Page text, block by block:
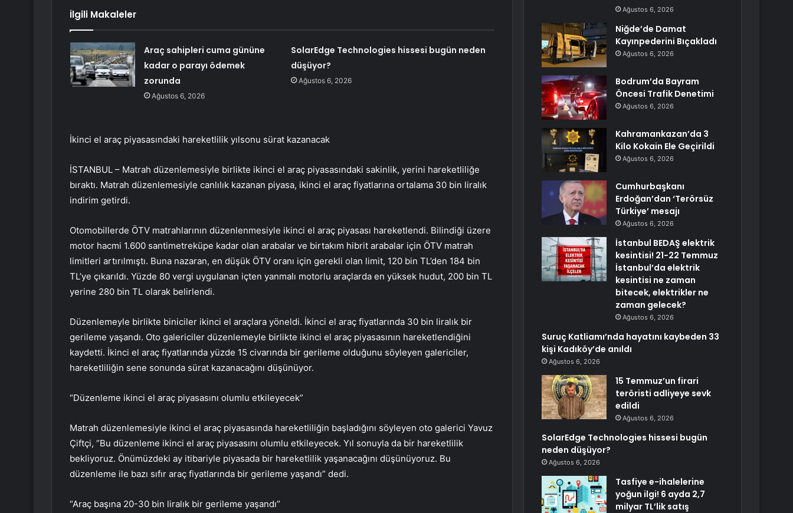
İlgili Makaleler
Araç sahipleri cuma gününe
kadar o parayı ödemek
zorunda
Ağustos 6, 2026
SolarEdge Technologies hissesi bugün neden
düşüyor?
Ağustos 6, 2026
İkinci el araç piyasasındaki hareketlilik yılsonu sürat kazanacak
İSTANBUL – Matrah düzenlemesiyle birlikte ikinci el araç piyasasındaki sakinlik, yerini hareketliliğe
bıraktı. Matrah düzenlemesiyle canlılık kazanan piyasa, ikinci el araç fiyatlarına ortalama 30 bin liralık
indirim getirdi.
Otomobillerde ÖTV matrahlarının düzenlenmesiyle ikinci el araç piyasası hareketlendi. Bilindiği üzere
motor hacmi 1.600 santimetreküpe kadar olan arabalar ve birtakım hibrit arabalar için ÖTV matrah
limitleri artırılmıştı. Buna nazaran, en düşük ÖTV oranı için gerekli olan limit, 120 bin TL’den 184 bin
TL’ye çıkarıldı. Yüzde 80 vergi uygulanan içten yanmalı motorlu araçlarda en yüksek hudut, 200 bin TL
yerine 280 bin TL olarak belirlendi.
Düzenlemeyle birlikte biniciler ikinci el araçlara yöneldi. İkinci el araç fiyatlarında 30 bin liralık bir
gerileme yaşandı. Oto galericiler düzenlemeyle birlikte ikinci el araç piyasasının hareketlendiğini
kaydetti. İkinci el araç fiyatlarında yüzde 15 civarında bir gerileme olduğunu söyleyen galericiler,
hareketliliğin sene sonunda sürat kazanacağını düşünüyor.
“Düzenleme ikinci el araç piyasasını olumlu etkileyecek”
Matrah düzenlemesiyle ikinci el araç piyasasında hareketliliğin başladığını söyleyen oto galerici Yavuz
Çiftçi, “Bu düzenleme ikinci el araç piyasasını olumlu etkileyecek. Yıl sonuyla da bir hareketlilik
bekliyoruz. Önümüzdeki ay itibariyle piyasada bir hareketlilik yaşanacağını düşünüyoruz. Bu
düzenleme ile bazı sıfır araç fiyatlarında bir gerileme yaşandı” dedi.
“Araç başına 20-30 bin liralık bir gerileme yaşandı”
Ağustos 6, 2026
Niğde’de Damat
Kayınpederini Bıçakladı
Ağustos 6, 2026
Bodrum’da Bayram
Öncesi Trafik Denetimi
Ağustos 6, 2026
Kahramankazan’da 3
Kilo Kokain Ele Geçirildi
Ağustos 6, 2026
Cumhurbaşkanı
Erdoğan’dan ‘Terörsüz
Türkiye’ mesajı
Ağustos 6, 2026
İstanbul BEDAŞ elektrik
kesintisi! 21-22 Temmuz
İstanbul’da elektrik
kesintisi ne zaman
bitecek, elektrikler ne
zaman gelecek?
Ağustos 6, 2026
Suruç Katliamı’nda hayatını kaybeden 33
kişi Kadıköy’de anıldı
Ağustos 6, 2026
15 Temmuz’un firari
teröristi adliyeye sevk
edildi
Ağustos 6, 2026
SolarEdge Technologies hissesi bugün
neden düşüyor?
Ağustos 6, 2026
Tasfiye e-ihalelerine
yoğun ilgi! 6 ayda 2,7
milyar TL’lik satış